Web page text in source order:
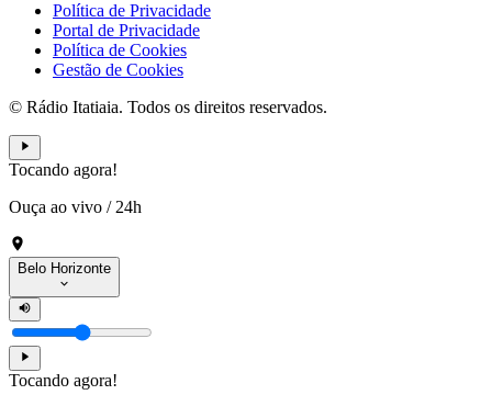
Política de Privacidade
Portal de Privacidade
Política de Cookies
Gestão de Cookies
© Rádio Itatiaia. Todos os direitos reservados.
Tocando agora!
Ouça ao vivo / 24h
Belo Horizonte
Tocando agora!